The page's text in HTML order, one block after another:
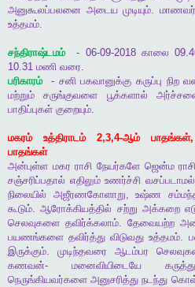
அனுகூலப்பலனை அடைய முடியும்.
உத்தமம்.
சந்திராஷ்டமம் - 06-09-2018 காலை
10.31 மணி வரை.
பரிகாரம்
- சனி பகவானுக்கு கருப்பு நிற
மற்றும்
சருங்குவளை பூக்களால்
பாதிப்புகள் குறையும்.
மகரம் உத்திராடம்2,3,4-ஆம் பாதங்கள்
பாதங்கள்
அன்புள்ள மகர ராசி நேயர்களே ஜென்ம
சஞ்சரிப்பதால் எதிலும் உணர்ச்சி வசப்படாமல்
நிலையில்
அஜீரணகோளாறு,உஷ்ண
கூடும்.ஆரோக்கியத்தில் சற்று அக்கறை
செலவுகளை தவிர்க்கலாம். தேவையற்ற
பயணங்களை தவிர்த்து விடுவது உத்தமம்.
இருக்கும். முடிந்தவரை ஆடம்பர
கணவன்- மனைவியிடையே கருத்து
நெருங்கியவர்களை அனுசரித்து நடந்து